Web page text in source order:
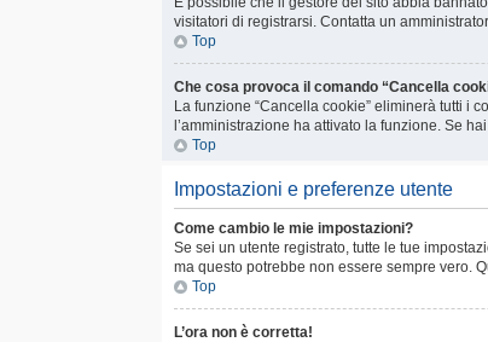
visitatori di registrarsi. Contatta un
Top
Che cosa provoca il comando “Cancella
La funzione “Cancella cookie” eliminerà tutti i
l’amministrazione ha attivato la funzione. Se
Top
Impostazioni e preferenze utente
Come cambio le mie impostazioni?
Se sei un utente registrato, tutte le tue
ma questo potrebbe non essere sempre vero.
Top
L’ora non è corretta!